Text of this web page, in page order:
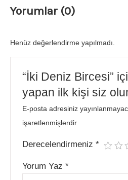
Yorumlar (0)
Henüz değerlendirme yapılmadı.
“İki Deniz Bircesi”
yapan ilk kişi siz
E-posta adresiniz
işaretlenmişlerdir
Derecelendirmeniz*
Yorum Yaz*